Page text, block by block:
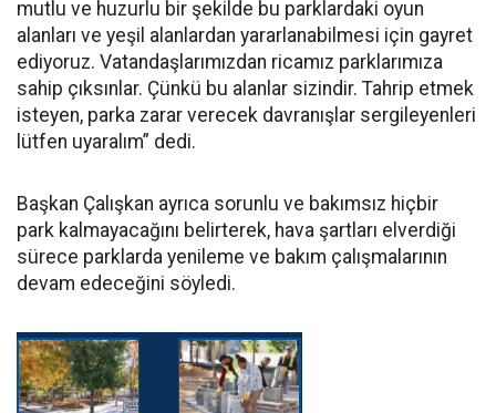
mutlu ve huzurlu bir şekilde bu parklardaki oyun
alanları ve yeşil alanlardan yararlanabilmesi için gayret
ediyoruz. Vatandaşlarımızdan ricamız parklarımıza
sahip çıksınlar. Çünkü bu alanlar sizindir. Tahrip etmek
isteyen, parka zarar verecek davranışlar sergileyenleri
lütfen uyaralım” dedi.
Başkan Çalışkan ayrıca sorunlu ve bakımsız hiçbir
park kalmayacağını belirterek, hava şartları elverdiği
sürece parklarda yenileme ve bakım çalışmalarının
devam edeceğini söyledi.